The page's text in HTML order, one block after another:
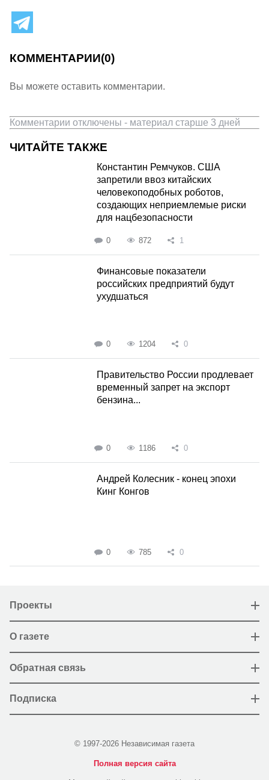
КОММЕНТАРИИ(0)
Вы можете оставить комментарии.
Комментарии отключены - материал старше 3 дней
ЧИТАЙТЕ ТАКЖЕ
Константин Ремчуков. США
запретили ввоз китайских
человекоподобных роботов,
создающих неприемлемые риски
для нацбезопасности
0 872 1
Финансовые показатели
российских предприятий будут
ухудшаться
0 1204 0
Правительство России продлевает
временный запрет на экспорт
бензина...
0 1186 0
Андрей Колесник - конец эпохи
Кинг Конгов
0 785 0
Проекты
О газете
Обратная связь
Подписка
© 1997-2026 Независимая газета
Полная версия сайта